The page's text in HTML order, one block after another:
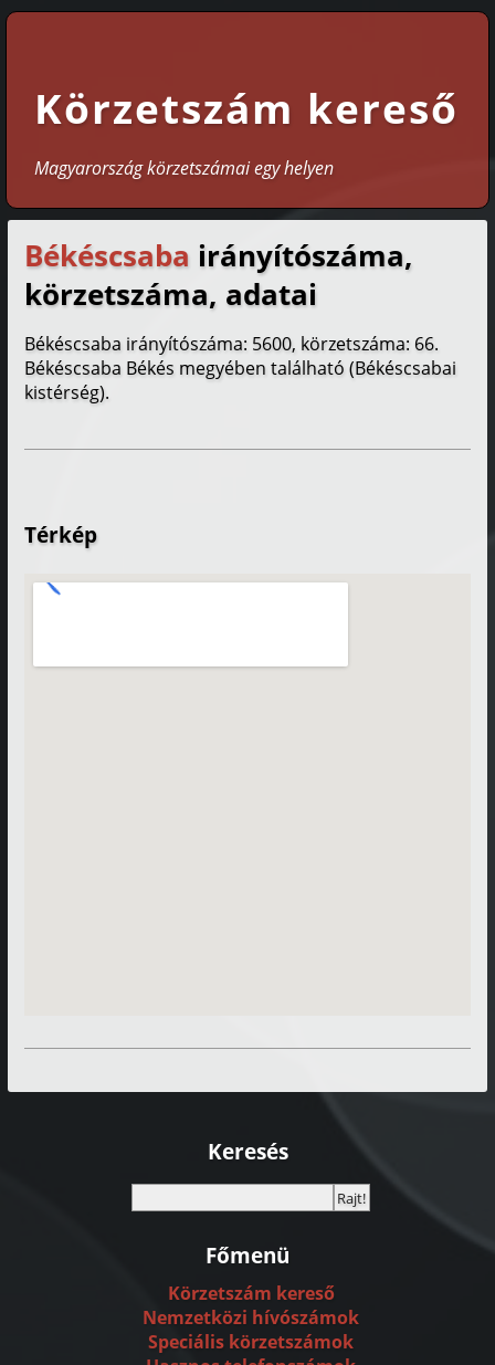
Körzetszám kereső
Magyarország körzetszámai egy helyen
Békéscsaba irányítószáma,
körzetszáma, adatai
Békéscsaba irányítószáma: 5600, körzetszáma: 66.
Békéscsaba Békés megyében található (Békéscsabai
kistérség).
Térkép
Keresés
Főmenü
Körzetszám kereső
Nemzetközi hívószámok
Speciális körzetszámok